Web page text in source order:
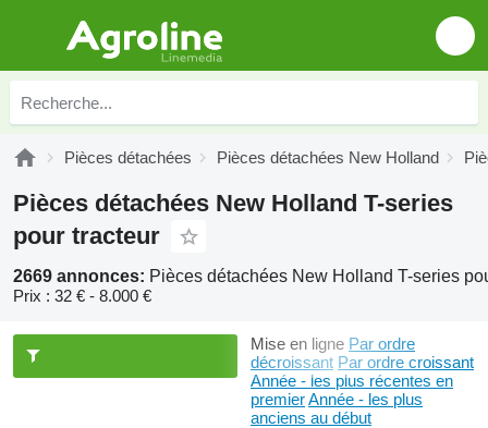
Pièces détachées Pièces détachées New Holland
Pièces détachées New Holland T-series
pour tracteur
2669 annonces: Pièces détachées New Holland T-series
Prix : 32 € - 8.000 €
Mise en ligne Par ordre
décroissant Par ordre croissant
Année - les plus récentes en
premierAnnée - les plus
anciens au début